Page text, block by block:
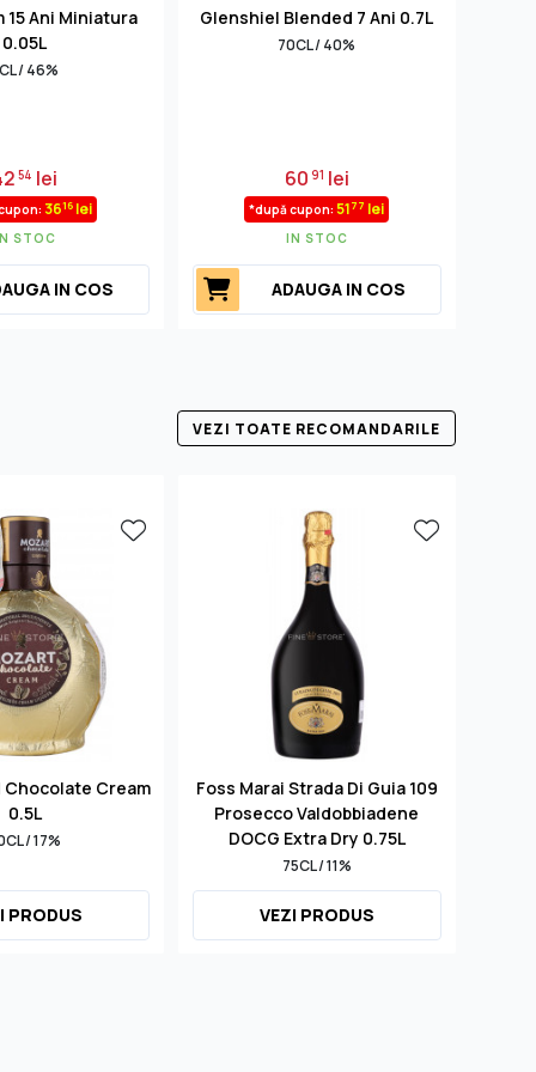
15 Ani Miniatura
0.05L
/ 46%
54 lei
3616 lei
STOC
IN COS
Glenshiel Blended 7 Ani 0.7L
70CL / 40%
6091 lei
*după cupon:5177 lei
IN STOC
ADAUGA IN COS
VEZI TOATE RECOMANDARILE
Cream
0.5L
/ 17%
PRODUS
Foss Marai Strada Di Guia 109
Prosecco Valdobbiadene
DOCG Extra Dry 0.75L
75CL / 11%
VEZI PRODUS